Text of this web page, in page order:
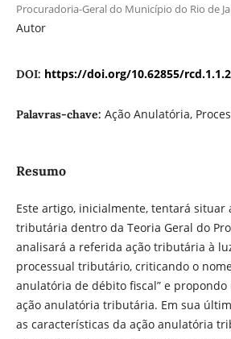
Procuradoria-Geral do Município do Rio de
Autor
DOI: https://doi.org/10.62855/
Palavras-chave: Ação Anulatória,
Resumo
Este artigo, inicialmente, tentará situar
tributária dentro da Teoria Geral do
analisará a referida ação tributária à
processual tributário, criticando o
anulatória de débito fiscal” e
ação anulatória tributária. Em sua
as características da ação anulatória